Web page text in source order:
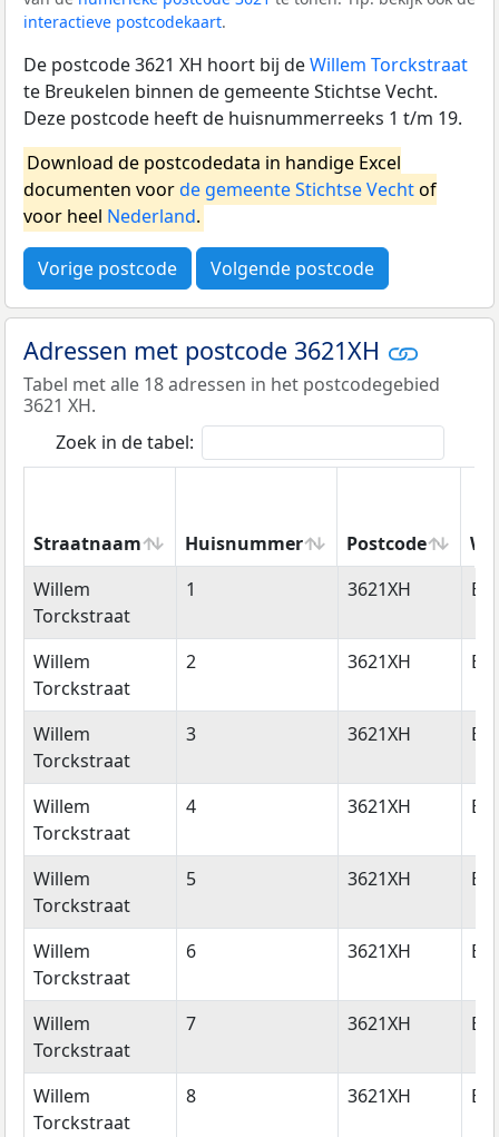
interactieve postcodekaart.
De postcode 3621 XH hoort bij deWillem Torckstraat
te Breukelen binnen de gemeente Stichtse Vecht.
Deze postcode heeft de huisnummerreeks 1 t/m 19.
Download de postcodedata in handige Excel
documenten voorde gemeente Stichtse Vechtof
voor heel Nederland.
Vorige postcode Volgende postcode
Adressen met postcode 3621XH
Tabel met alle 18 adressen in het postcodegebied
3621 XH.
Zoek in de tabel:
Straatnaam Huisnummer Postcode
Straatnaam
Huisnummer Postcode
Willem
Torckstraat
1 3621XH
Willem
Torckstraat
2 3621XH
Willem
Torckstraat
3 3621XH
Willem
Torckstraat
4 3621XH
Willem
Torckstraat
5 3621XH
Willem
Torckstraat
6 3621XH
Willem
Torckstraat
7 3621XH
Willem
Torckstraat
8 3621XH